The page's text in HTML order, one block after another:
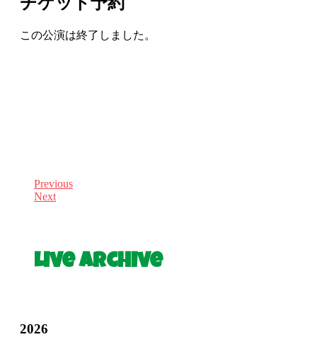
この公演は終了しました。
Previous
Next
Live Archive
2026